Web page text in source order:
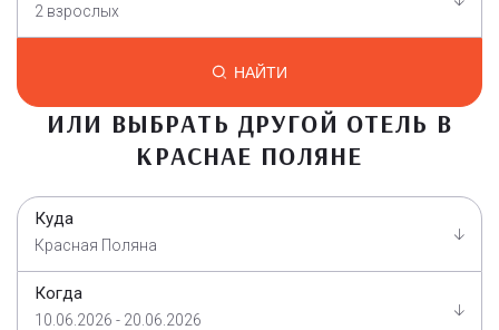
2 взрослых
НАЙТИ
ИЛИ ВЫБРАТЬ ДРУГОЙ ОТЕЛЬ В
КРАСНАЕ ПОЛЯНЕ
Куда
Красная Поляна
Когда
10.06.2026 - 20.06.2026